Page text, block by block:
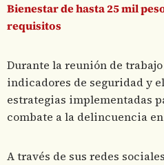
Bienestar de hasta 25 mil
requisitos
Durante la reunión de
indicadores de seguridad y
estrategias implementadas
combate a la delincuencia
A través de sus redes